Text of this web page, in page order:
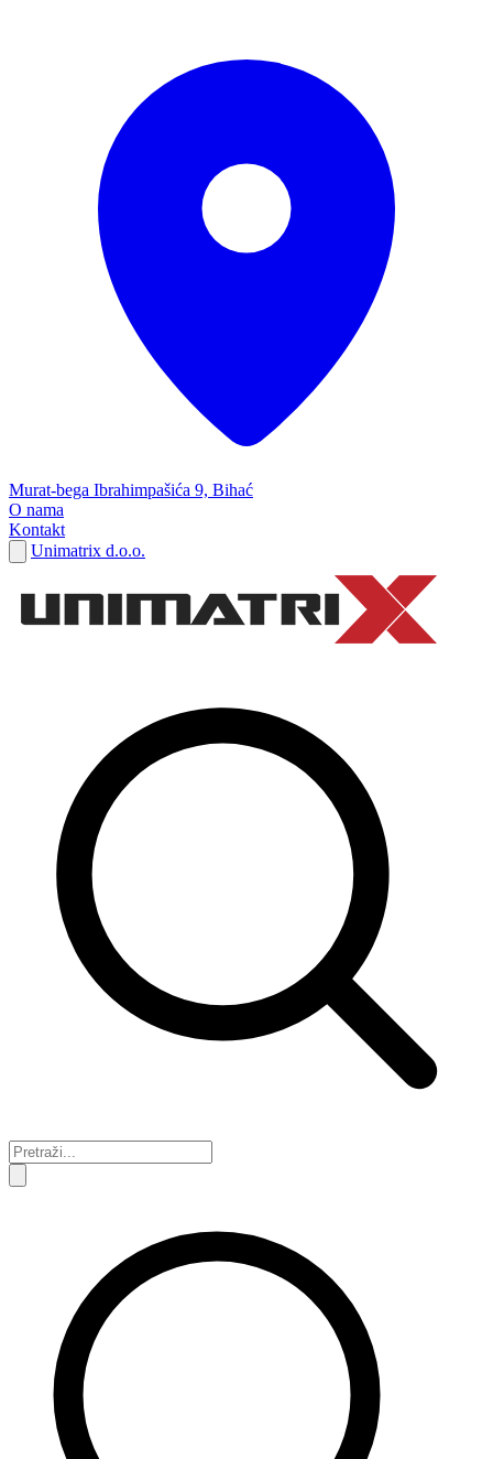
Murat-bega Ibrahimpašića 9, Bihać
O nama
Kontakt
Unimatrix d.o.o.